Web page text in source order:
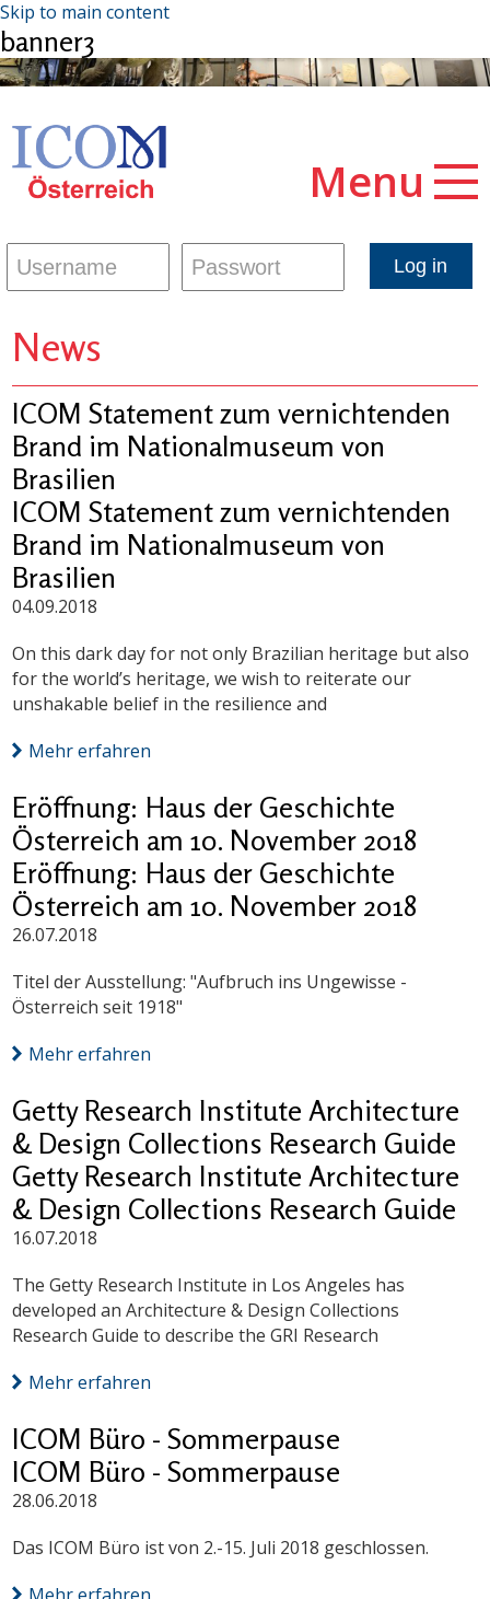
Skip to main content
banner3
Menu
News
ICOM Statement zum vernichtenden
Brand im Nationalmuseum von
Brasilien
ICOM Statement zum vernichtenden
Brand im Nationalmuseum von
Brasilien
04.09.2018
On this dark day for not only Brazilian heritage but also
for the world’s heritage, we wish to reiterate our
unshakable belief in the resilience and
Mehr erfahren
Eröffnung: Haus der Geschichte
Österreich am 10. November 2018
Eröffnung: Haus der Geschichte
Österreich am 10. November 2018
26.07.2018
Titel der Ausstellung: "Aufbruch ins Ungewisse -
Österreich seit 1918"
Mehr erfahren
Getty Research Institute Architecture
& Design Collections Research Guide
Getty Research Institute Architecture
& Design Collections Research Guide
16.07.2018
The Getty Research Institute in Los Angeles has
developed an Architecture & Design Collections
Research Guide to describe the GRI Research
Mehr erfahren
ICOM Büro - Sommerpause
ICOM Büro - Sommerpause
28.06.2018
Das ICOM Büro ist von 2.-15. Juli 2018 geschlossen.